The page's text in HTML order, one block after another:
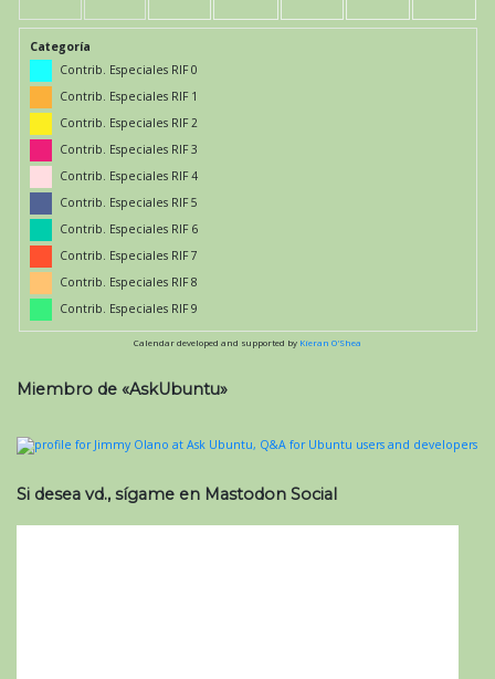
Categoría
Contrib. Especiales RIF 0
Contrib. Especiales RIF 1
Contrib. Especiales RIF 2
Contrib. Especiales RIF 3
Contrib. Especiales RIF 4
Contrib. Especiales RIF 5
Contrib. Especiales RIF 6
Contrib. Especiales RIF 7
Contrib. Especiales RIF 8
Contrib. Especiales RIF 9
Calendar developed and supported by Kieran O'Shea
Miembro de «AskUbuntu»
Si desea vd., sígame en Mastodon Social